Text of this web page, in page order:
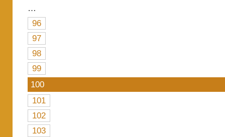
…
96
97
98
99
100
101
102
103